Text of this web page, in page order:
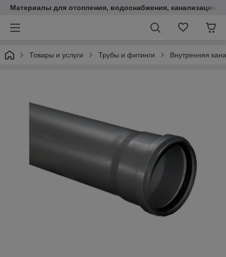
Материалы для отопления, водоснабжения, канализации.
Товары и услуги Трубы и фитинги Внутренняя